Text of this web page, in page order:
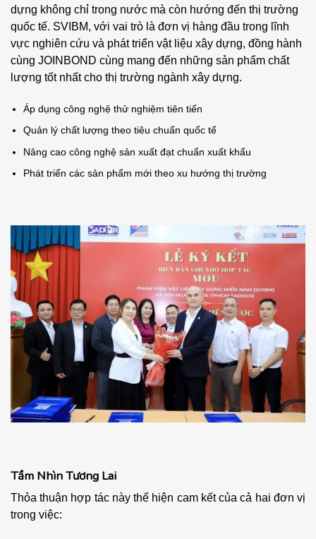
dựng không chỉ trong nước mà còn hướng đến thị trường
quốc tế. SVIBM, với vai trò là đơn vị hàng đầu trong lĩnh
vực nghiên cứu và phát triển vật liệu xây dựng, đồng hành
cùng JOINBOND cùng mang đến những sản phẩm chất
lượng tốt nhất cho thị trường ngành xây dựng.
Áp dụng công nghệ thử nghiệm tiên tiến
Quản lý chất lượng theo tiêu chuẩn quốc tế
Nâng cao công nghệ sản xuất đạt chuẩn xuất khẩu
Phát triển các sản phẩm mới theo xu hướng thị trường
Tầm Nhìn Tương Lai
Thỏa thuận hợp tác này thể hiện cam kết của cả hai đơn vị
trong việc: